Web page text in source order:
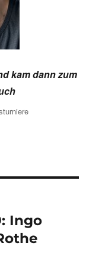
kam dann zum
Ingo